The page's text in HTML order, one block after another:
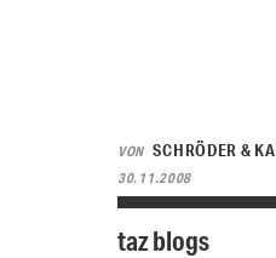
VON SCHRÖDER &
30.11.2008
taz blogs